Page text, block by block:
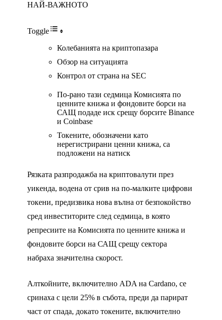
НАЙ-ВАЖНОТО
Toggle
Колебанията на криптопазара
Обзор на ситуацията
Контрол от страна на SEC
По-рано тази седмица Комисията по
ценните книжа и фондовите борси на
САЩ подаде иск срещу борсите Binance
и Coinbase
Токените, обозначени като
нерегистрирани ценни книжа, са
подложени на натиск
Рязката разпродажба на криптовалути през
уикенда, водена от срив на по-малките цифрови
токени, предизвика нова вълна от безпокойство
сред инвеститорите след седмица, в която
репресиите на Комисията по ценните книжа и
фондовите борси на САЩ срещу сектора
набраха значителна скорост.
Алткойните, включително ADA на Cardano, се
сринаха с цели 25% в събота, преди да парират
част от спада, докато токените, включително